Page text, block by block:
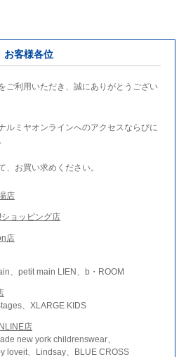
お客様各位
ご利用いただき、誠にありがとうござい
ルミヤオンラインへのアクセスならびに
、お買い求めください。
店
ョッピング店
店
、petit main LIEN、b・ROOM
、XLARGE KIDS
店
new york childrenswear、
loveit、Lindsay、BLUE CROSS